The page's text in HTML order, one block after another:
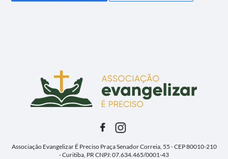
Associação Evangelizar É PrecisoPraça Senador Correia, 55 - CEP 80010-210
- Curitiba, PRCNPJ: 07.634.465/0001-43